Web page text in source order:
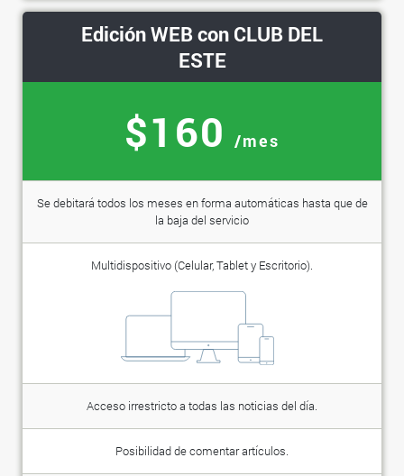
Edición WEB con CLUB DEL
ESTE
$160 /mes
Se debitará todos los meses en forma automáticas hasta que de
la baja del servicio
Multidispositivo (Celular, Tablet y Escritorio).
Acceso irrestricto a todas las noticias del día.
Posibilidad de comentar artículos.